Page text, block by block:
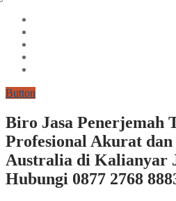
Button
Biro Jasa Penerjemah
Profesional Akurat dan
Australia di Kalianyar
Hubungi 0877 2768